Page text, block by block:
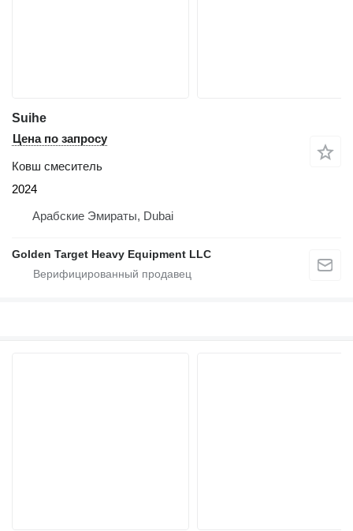
Suihe
Цена по запросу
Ковш смеситель
2024
Арабские Эмираты, Dubai
Golden Target Heavy Equipment LLC